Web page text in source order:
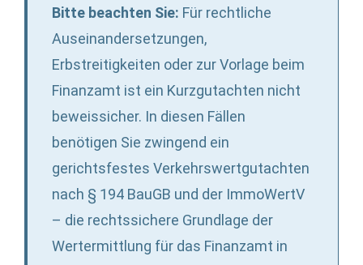
Bitte beachten Sie: Für rechtliche
Auseinandersetzungen,
Erbstreitigkeiten oder zur Vorlage beim
Finanzamt ist ein Kurzgutachten nicht
beweissicher. In diesen Fällen
benötigen Sie zwingend ein
gerichtsfestes Verkehrswertgutachten
nach § 194 BauGB und der ImmoWertV
– die rechtssichere Grundlage der
Wertermittlung für das Finanzamt in